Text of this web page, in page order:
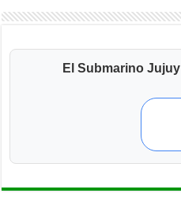
El Submarino Jujuy